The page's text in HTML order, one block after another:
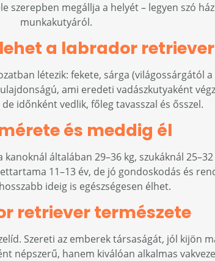
szerepben megállja a helyét – legyen szó
munkakutyáról.
a labrador
létezik: fekete, sárga (világossárgától
ami eredeti vadászkutyaként
időnként vedlik, főleg tavasszal és ősszel.
és meddig él
általában 29–36 kg, szukáknál
11–13 év, de jó gondoskodás és
ideig is egészségesen élhet.
retriever természete
Szereti az emberek társaságát, jól kijön
népszerű, hanem kiválóan alkalmas